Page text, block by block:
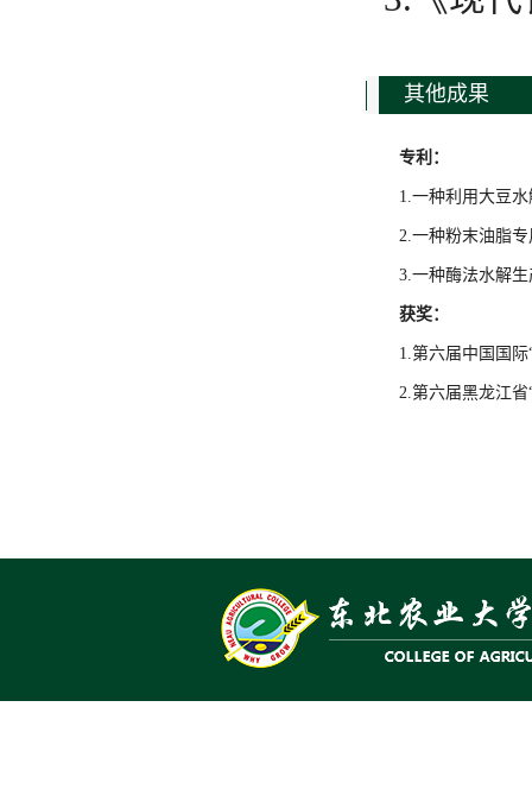
其他成果
专利：
1.一种利用大豆
2.一种粉末油脂
3.一种酶法水解
获奖：
1.第六届中国国
2.第六届黑龙江